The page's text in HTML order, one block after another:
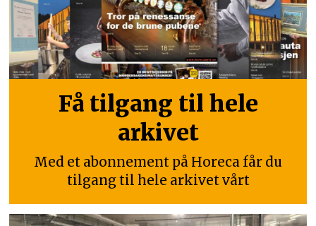
Få tilgang til hele
arkivet
Med et abonnement på Horeca får du
tilgang til hele arkivet vårt